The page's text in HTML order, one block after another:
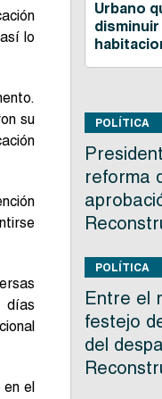
lo
su
días
en el
Urbano
POLÍTICA
reforma
POLÍTICA
Entre el
festejo
del